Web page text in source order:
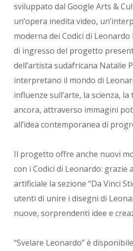
sviluppato dal Google Arts &
un’opera inedita video,
moderna dei Codici di Leonardo
di ingresso del progetto
dell’artista sudafricana Natalie
interpretano il mondo di
influenze sull’arte, la scienza,
ancora, attraverso immagini
all’idea contemporanea di
Il progetto offre anche nuovi
con i Codici di Leonardo: grazie
artificiale la sezione “Da Vinci
utenti di unire i disegni di
nuove, sorprendenti idee e
“Svelare Leonardo” è